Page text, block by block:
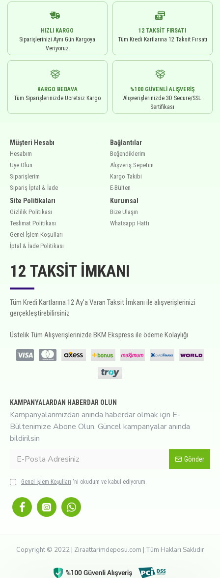
HIZLI KARGO
Siparişlerinizi Aynı Gün Kargoya
Veriyoruz
12 TAKSIT FIRSATI
Tüm Kredi Kartlarına 12 Taksit Fırsatı
KARGO BEDAVA
Tüm Siparişlerinizde Ücretsiz Kargo
%100 GÜVENLI ALIŞVERIŞ
Alışverişlerinizde 3D Secure/SSL
Sertifikası
Müşteri Hesabı
Hesabım
Üye Olun
Siparişlerim
Sipariş İptal & İade
Site Politikaları
Gizlilik Politikası
Teslimat Politikası
Genel İşlem Koşulları
İptal & İade Politikası
Bağlantılar
Beğendiklerim
Alışveriş Sepetim
Kargo Takibi
E-Bülten
Kurumsal
Bize Ulaşın
Whatsapp Hattı
12 TAKSIT İMKANI
Tüm Kredi Kartlarına 12 Ay'a Varan Taksit İmkanı ile alışverişlerinizi
gerçekleştirebilirsiniz
Üstelik Tüm Alışverişlerinizde BKM Ekspress ile ödeme Kolaylığı
KAMPANYALARDAN HABERDAR OLUN
Kampanyalarımızdan anında haberdar olmak için E-
Bültenimize Abone Olun. Güncel kampanyalar anında
bildirilsin
Gönder
Genel İşlem Koşulları 'ni okudum ve kabul ediyorum.
Copyright © 2022 | Ziraattarimdeposu.com | Tüm Hakları Saklıdır